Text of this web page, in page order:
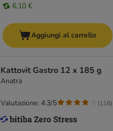
6,10 €
Aggiungi al carrello
Kattovit Gastro 12 x 185 g
Anatra
Valutazione: 4.3/5 (116)